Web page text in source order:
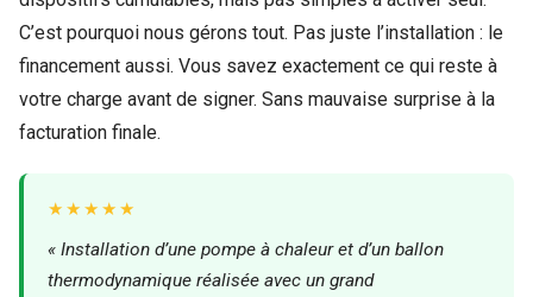
C’est pourquoi nous gérons tout. Pas juste l’installation : le
financement aussi. Vous savez exactement ce qui reste à
votre charge avant de signer. Sans mauvaise surprise à la
facturation finale.
★★★★★
« Installation d’une pompe à chaleur et d’un ballon
thermodynamique réalisée avec un grand